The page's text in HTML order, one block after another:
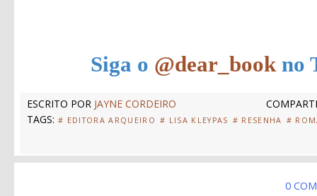
Siga o @dear_bookno
ESCRITO POR JAYNE CORDEIRO
TAGS: # EDITORA ARQUEIRO # LISA KLEYPAS # RESENHA #
0